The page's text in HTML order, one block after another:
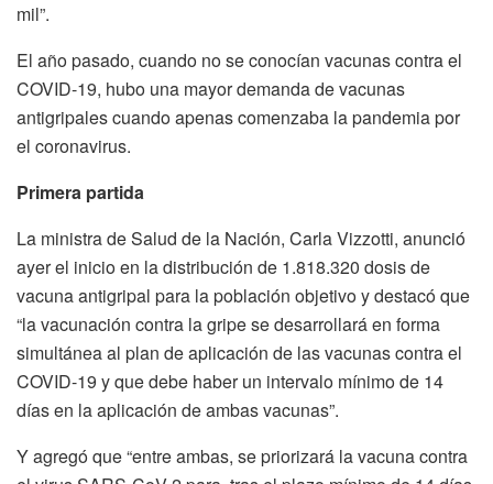
mil”.
El año pasado, cuando no se conocían vacunas contra el
COVID-19, hubo una mayor demanda de vacunas
antigripales cuando apenas comenzaba la pandemia por
el coronavirus.
Primera partida
La ministra de Salud de la Nación, Carla Vizzotti, anunció
ayer el inicio en la distribución de 1.818.320 dosis de
vacuna antigripal para la población objetivo y destacó que
“la vacunación contra la gripe se desarrollará en forma
simultánea al plan de aplicación de las vacunas contra el
COVID-19 y que debe haber un intervalo mínimo de 14
días en la aplicación de ambas vacunas”.
Y agregó que “entre ambas, se priorizará la vacuna contra